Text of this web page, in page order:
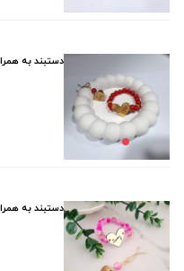
دستبند به
دستبند به